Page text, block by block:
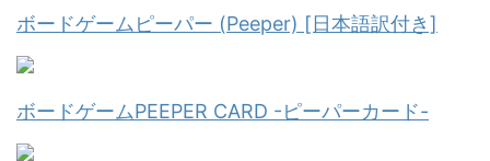
ボードゲームピーパー (Peeper) [日本語訳付き]
ボードゲームPEEPER CARD -ピーパーカード-